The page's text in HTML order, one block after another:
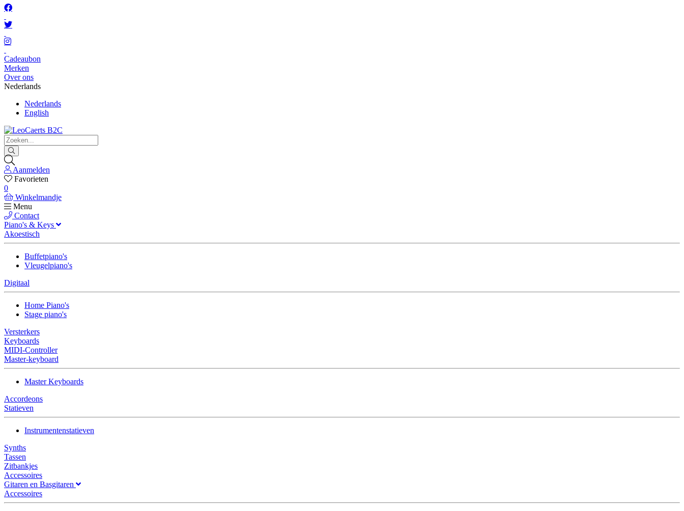
Cadeaubon
Merken
Over ons
Nederlands
Nederlands
English
Aanmelden
Favorieten
0
Winkelmandje
Menu
Contact
Piano's & Keys
Akoestisch
Buffetpiano's
Vleugelpiano's
Digitaal
Home Piano's
Stage piano's
Versterkers
Keyboards
MIDI-Controller
Master-keyboard
Master Keyboards
Accordeons
Statieven
Instrumentenstatieven
Synths
Tassen
Zitbankjes
Accessoires
Gitaren en Basgitaren
Accessoires